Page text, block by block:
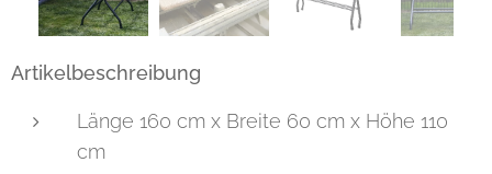
Artikelbeschreibung
Länge 160 cm x Breite 60 cm x Höhe 110
cm